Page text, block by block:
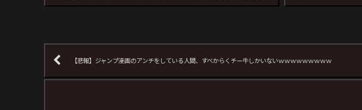
【悲報】ジャンプ漫画のアンチをしている人間、すべからくチー牛しかいないｗｗｗｗｗｗｗｗｗ